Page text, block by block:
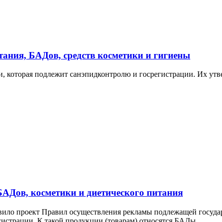
БАДов, средств косметики и гигиены
подлежит санэпидконтролю и госрегистрации. Их
косметики и диетического питания
проект Правил осуществления рекламы подлежащей